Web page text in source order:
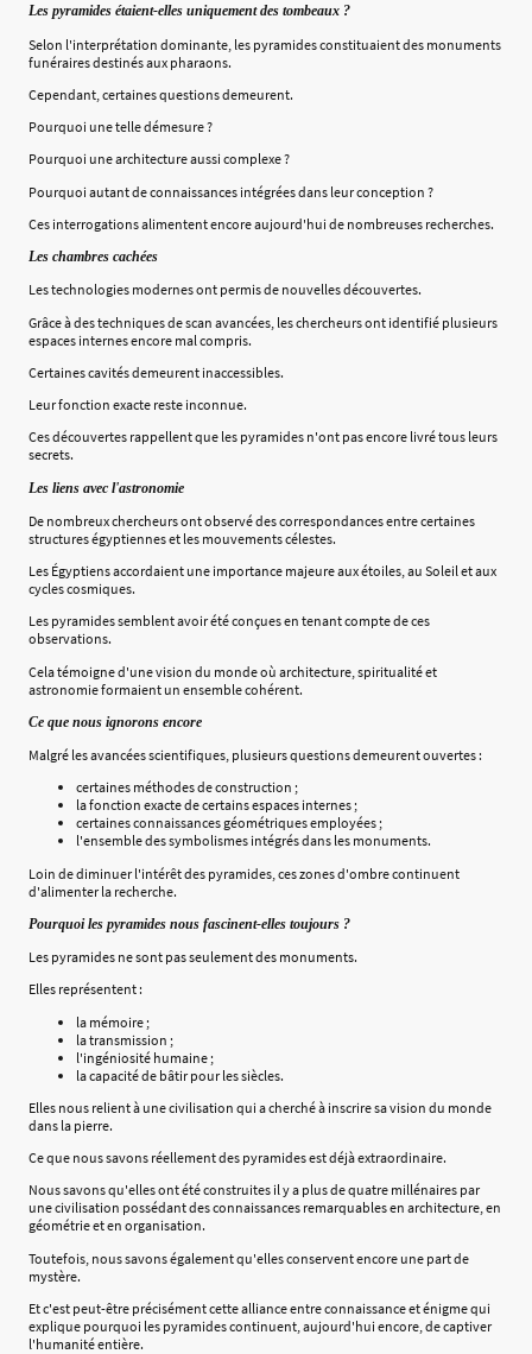
Les pyramides étaient-elles uniquement des tombeaux ?
Selon l'interprétation dominante, les pyramides constituaient des monuments
funéraires destinés aux pharaons.
Cependant, certaines questions demeurent.
Pourquoi une telle démesure ?
Pourquoi une architecture aussi complexe ?
Pourquoi autant de connaissances intégrées dans leur conception ?
Ces interrogations alimentent encore aujourd'hui de nombreuses recherches.
Les chambres cachées
Les technologies modernes ont permis de nouvelles découvertes.
Grâce à des techniques de scan avancées, les chercheurs ont identifié plusieurs
espaces internes encore mal compris.
Certaines cavités demeurent inaccessibles.
Leur fonction exacte reste inconnue.
Ces découvertes rappellent que les pyramides n'ont pas encore livré tous leurs
secrets.
Les liens avec l'astronomie
De nombreux chercheurs ont observé des correspondances entre certaines
structures égyptiennes et les mouvements célestes.
Les Égyptiens accordaient une importance majeure aux étoiles, au Soleil et aux
cycles cosmiques.
Les pyramides semblent avoir été conçues en tenant compte de ces
observations.
Cela témoigne d'une vision du monde où architecture, spiritualité et
astronomie formaient un ensemble cohérent.
Ce que nous ignorons encore
Malgré les avancées scientifiques, plusieurs questions demeurent ouvertes :
certaines méthodes de construction ;
la fonction exacte de certains espaces internes ;
certaines connaissances géométriques employées ;
l'ensemble des symbolismes intégrés dans les monuments.
Loin de diminuer l'intérêt des pyramides, ces zones d'ombre continuent
d'alimenter la recherche.
Pourquoi les pyramides nous fascinent-elles toujours ?
Les pyramides ne sont pas seulement des monuments.
Elles représentent :
la mémoire ;
la transmission ;
l'ingéniosité humaine ;
la capacité de bâtir pour les siècles.
Elles nous relient à une civilisation qui a cherché à inscrire sa vision du monde
dans la pierre.
Ce que nous savons réellement des pyramides est déjà extraordinaire.
Nous savons qu'elles ont été construites il y a plus de quatre millénaires par
une civilisation possédant des connaissances remarquables en architecture, en
géométrie et en organisation.
Toutefois, nous savons également qu'elles conservent encore une part de
mystère.
Et c'est peut-être précisément cette alliance entre connaissance et énigme qui
explique pourquoi les pyramides continuent, aujourd'hui encore, de captiver
l'humanité entière.